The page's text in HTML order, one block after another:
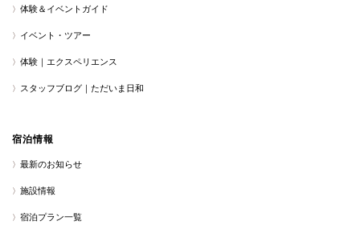
体験＆イベントガイド
イベント・ツアー
体験｜エクスペリエンス
スタッフブログ｜ただいま日和
宿泊情報
最新のお知らせ
施設情報
宿泊プラン一覧